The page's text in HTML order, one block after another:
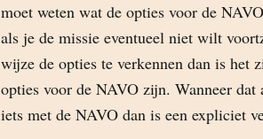
moet weten wat de opties voor de
als je de missie eventueel niet wilt
wijze de opties te verkennen dan is het
opties voor de NAVO zijn. Wanneer
iets met de NAVO dan is een expliciet